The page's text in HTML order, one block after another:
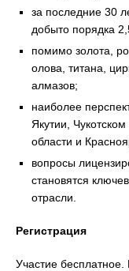
за последние 30
добыто порядка
помимо золота,
олова, титана,
алмазов;
наиболее
Якутии,
области и
вопросы
становятся
отрасли.
Регистрация
Участие бесплатное.